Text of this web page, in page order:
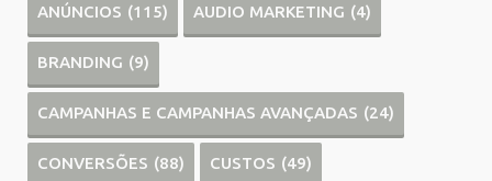
ANÚNCIOS (115) AUDIO MARKETING (4)
BRANDING (9)
CAMPANHAS E CAMPANHAS AVANÇADAS (24)
CONVERSÕES (88) CUSTOS (49)